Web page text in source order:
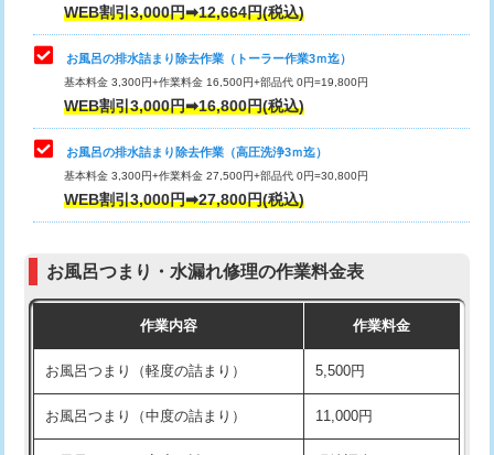
トイレ便器脱着
タンクレストイレ脱着 33,000円
小便器トイレ脱着
その他部品の脱着 8,800円～
交換・取付（タンク）
交換・取付（普通便座） 11,000円+材料費
交換・取付（温水洗浄便座） 16,500円+材料費
交換・取付(単水栓（壁付・デッキ
式）)
13,200円+材料費
交換・取付(混合水栓（壁付・デッキ
16,500円+材料費
WEB割引3,000円➡12,664円(税込)
お風呂の排水詰まり除去作業（トーラー作業3ｍ迄）
基本料金 3,300円+作業料金 16,500円+部品代 0円=19,800円
WEB割引3,000円➡16,800円(税込)
お風呂の排水詰まり除去作業（高圧洗浄3ｍ迄）
基本料金 3,300円+作業料金 27,500円+部品代 0円=30,800円
WEB割引3,000円➡27,800円(税込)
お風呂つまり・水漏れ修理の作業料金表
作業内容 作業料金
お風呂つまり（軽度の詰まり） 5,500円
お風呂つまり（中度の詰まり） 11,000円